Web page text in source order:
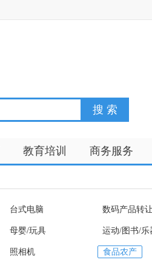
教育培训 商务服务
台式电脑 数码产品转让
母婴/玩具 运动/图书/乐
照相机 食品农产